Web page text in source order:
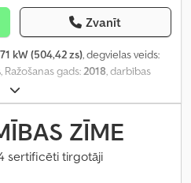
Zvanīt
kW (504,42 zs), degvielas veids:
, Ražošanas gads:2018, darbības
ZĪME
sertificēti tirgotāji